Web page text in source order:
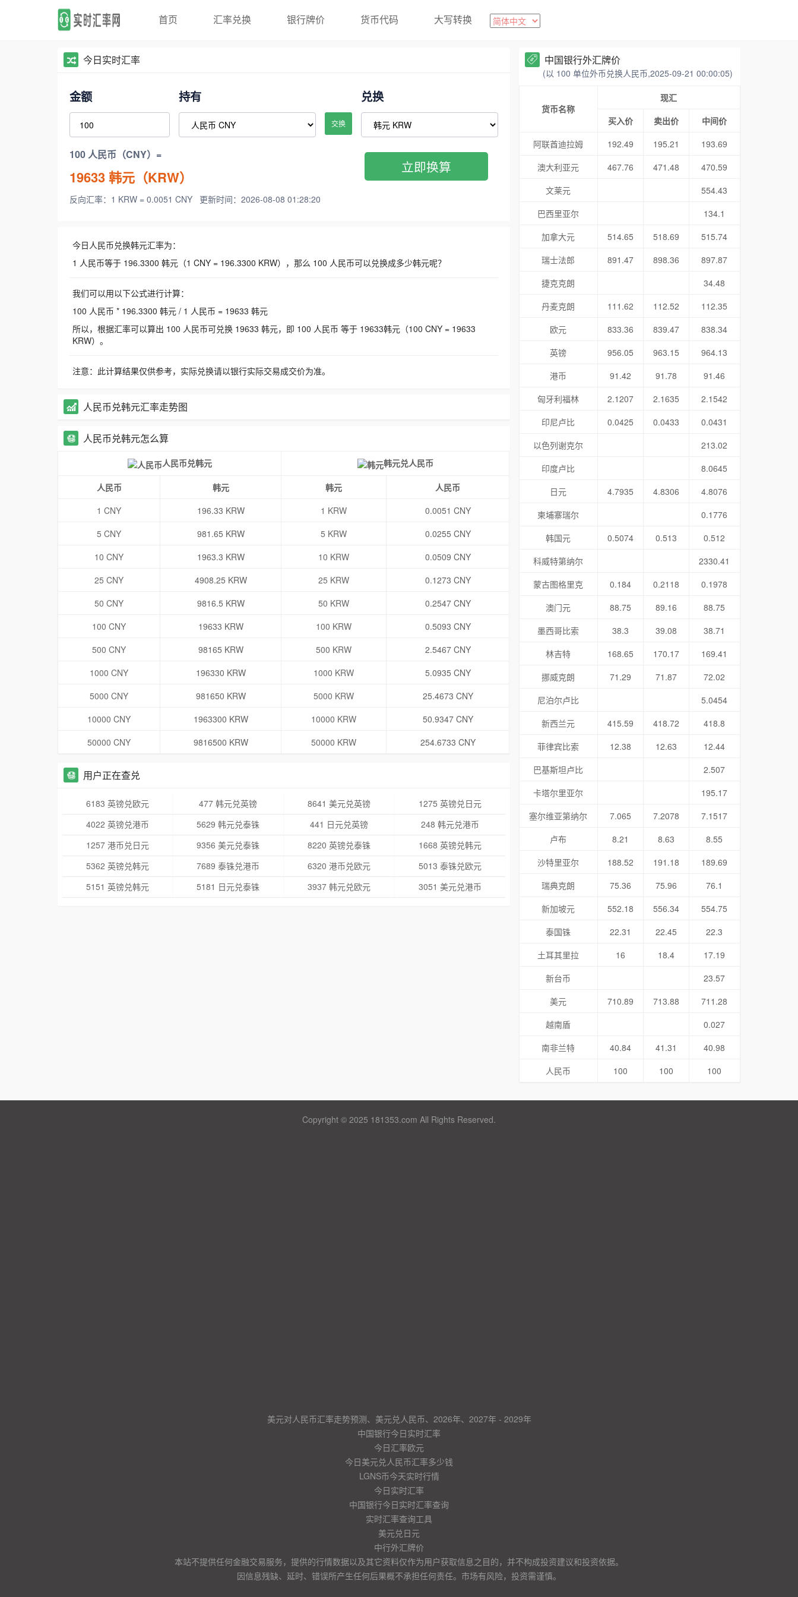
首页 汇率兑换 银行牌价 货币代码 大写转换
今日实时汇率
金额 持有
交换
兑换
100 人民币（CNY）=
19633韩元（KRW）
反向汇率：1 KRW = 0.0051 CNY 更新时间：2026-08-08 01:28:20
立即换算
今日人民币兑换韩元汇率为：
1 人民币等于 196.3300 韩元（1 CNY = 196.3300 KRW），那么 100 人民币可以兑换成多少韩元呢？
我们可以用以下公式进行计算：
100 人民币 * 196.3300 韩元 / 1 人民币 = 19633 韩元
所以，根据汇率可以算出 100 人民币可兑换 19633 韩元，即 100 人民币 等于 19633韩元（100 CNY = 19633
KRW）。
注意：此计算结果仅供参考，实际兑换请以银行实际交易成交价为准。
人民币兑韩元汇率走势图
人民币兑韩元怎么算
人民币兑韩元 韩元兑人民币
人民币 韩元 韩元
人民币
1 CNY
196.33 KRW 1 KRW
0.0051 CNY
5 CNY
981.65 KRW 5 KRW
0.0255 CNY
10 CNY
1963.3 KRW 10 KRW
0.0509 CNY
25 CNY
4908.25 KRW 25 KRW
0.1273 CNY
50 CNY
9816.5 KRW 50 KRW
0.2547 CNY
100 CNY
19633 KRW 100 KRW
0.5093 CNY
500 CNY
98165 KRW 500 KRW
2.5467 CNY
1000 CNY
196330 KRW 1000 KRW
5.0935 CNY
5000 CNY
981650 KRW 5000 KRW
25.4673 CNY
10000 CNY
1963300 KRW 10000 KRW
50.9347 CNY
50000 CNY
9816500 KRW 50000 KRW 254.6733 CNY
用户正在查兑
6183 英镑兑欧元 477 韩元兑英镑 8641 美元兑英镑
1275 英镑兑日元
4022 英镑兑港币
5629 韩元兑泰铢 441 日元兑英镑
248 韩元兑港币
1257 港币兑日元
9356 美元兑泰铢 8220 英镑兑泰铢
1668 英镑兑韩元
5362 英镑兑韩元
7689 泰铢兑港币 6320 港币兑欧元
5013 泰铢兑欧元
5151 英镑兑韩元
5181 日元兑泰铢 3937 韩元兑欧元 3051 美元兑港币
中国银行外汇牌价
(以 100 单位外币兑换人民币,2025-09-21 00:00:05)
货币名称
现汇
买入价
卖出价
中间价
阿联酋迪拉姆
192.49 195.21
193.69
澳大利亚元
467.76 471.48
470.59
文莱元
554.43
巴西里亚尔
134.1
加拿大元
514.65 518.69
515.74
瑞士法郎
891.47 898.36
897.87
捷克克朗
34.48
丹麦克朗
111.62 112.52
112.35
欧元
833.36 839.47
838.34
英镑
956.05 963.15
964.13
港币
91.42 91.78
91.46
匈牙利福林
2.1207 2.1635
2.1542
印尼卢比
0.0425 0.0433
0.0431
以色列谢克尔
213.02
印度卢比
8.0645
日元
4.7935 4.8306
4.8076
柬埔寨瑞尔
0.1776
韩国元
0.5074 0.513
0.512
科威特第纳尔
2330.41
蒙古图格里克
0.184 0.2118
0.1978
澳门元
88.75 89.16
88.75
墨西哥比索
38.3 39.08
38.71
林吉特
168.65 170.17
169.41
挪威克朗
71.29 71.87
72.02
尼泊尔卢比
5.0454
新西兰元
415.59 418.72
418.8
菲律宾比索
12.38 12.63
12.44
巴基斯坦卢比
2.507
卡塔尔里亚尔
195.17
塞尔维亚第纳尔
7.065 7.2078
7.1517
卢布
8.21 8.63
8.55
沙特里亚尔
188.52 191.18
189.69
瑞典克朗
75.36 75.96
76.1
新加坡元
552.18 556.34
554.75
泰国铢
22.31 22.45
22.3
土耳其里拉
16 18.4
17.19
新台币
23.57
美元
710.89 713.88
711.28
越南盾
0.027
南非兰特
40.84 41.31
40.98
人民币
100 100 100
Copyright © 2025 181353.com All Rights Reserved.
美元对人民币汇率走势预测、美元兑人民币、2026年、2027年 - 2029年
中国银行今日实时汇率
今日汇率欧元
今日美元兑人民币汇率多少钱
LGNS币今天实时行情
今日实时汇率
中国银行今日实时汇率查询
实时汇率查询工具
美元兑日元
中行外汇牌价
本站不提供任何金融交易服务，提供的行情数据以及其它资料仅作为用户获取信息之目的，并不构成投资建议和投资依据。
因信息残缺、延时、错误所产生任何后果概不承担任何责任。市场有风险，投资需谨慎。